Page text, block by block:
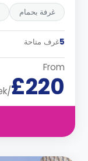
غرفة بحمام
5غرف متاحة
From
£220
/week